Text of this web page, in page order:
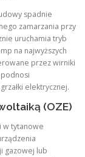
spadnie
zamarzania przy
uruchamia tryb
na najwyższych
przez wirniki
elektrycznej.
(OZE)
w tytanowe
gazowej lub